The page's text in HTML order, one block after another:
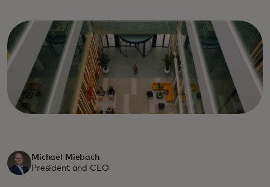
Michael Miebach
President and CEO